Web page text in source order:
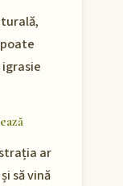
ar
să vină